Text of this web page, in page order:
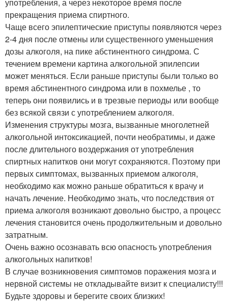
прекращения приема спиртного.
Чаще всего эпилептические приступы появляются через
2-4 дня после отмены или существенного уменьшения
дозы алкоголя, на пике абстинентного синдрома. С
течением времени картина алкогольной эпилепсии
может меняться. Если раньше приступы были только во
время абстинентного синдрома или в похмелье , то
теперь они появились и в трезвые периоды или вообще
без всякой связи с употреблением алкоголя.
Изменения структуры мозга, вызванные многолетней
алкогольной интоксикацией, почти необратимы, и даже
после длительного воздержания от употребления
спиртных напитков они могут сохраняются. Поэтому при
первых симптомах, вызванных приемом алкоголя,
необходимо как можно раньше обратиться к врачу и
начать лечение. Необходимо знать, что последствия от
приема алкоголя возникают довольно быстро, а процесс
лечения становится очень продолжительным и довольно
затратным.
Очень важно осознавать всю опасность употребления
алкогольных напитков!
В случае возникновения симптомов поражения мозга и
нервной системы не откладывайте визит к специалисту!!!
Будьте здоровы и берегите своих близких!